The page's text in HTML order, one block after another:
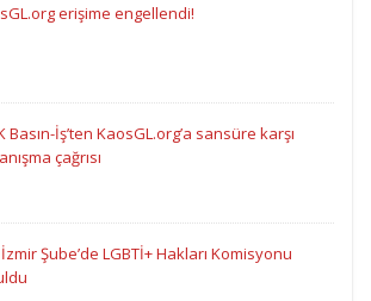
erişime engellendi!
Basın-İş’ten KaosGL.org’a sansüre karşı
çağrısı
Şube’de LGBTİ+ Hakları Komisyonu